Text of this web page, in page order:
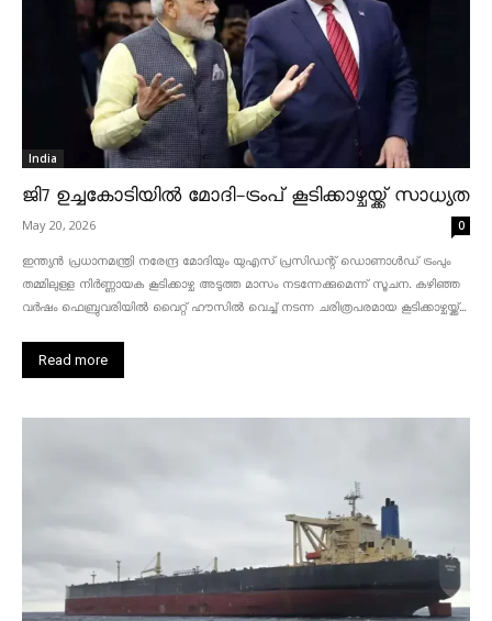
India
ജി7 ഉച്ചകോടിയിൽ മോദി-ട്രംപ് കൂടിക്കാഴ്ചയ്ക്ക് സാധ്യത
May 20, 2026 0
ഇന്ത്യൻ പ്രധാനമന്ത്രി നരേന്ദ്ര മോദിയും യുഎസ് പ്രസിഡന്റ് ഡൊണാൾഡ് ട്രംപും
തമ്മിലുള്ള നിർണ്ണായക കൂടിക്കാഴ്ച അടുത്ത മാസം നടന്നേക്കുമെന്ന് സൂചന. കഴിഞ്ഞ
വർഷം ഫെബ്രുവരിയിൽ വൈറ്റ് ഹൗസിൽ വെച്ച് നടന്ന ചരിത്രപരമായ കൂടിക്കാഴ്ചയ്ക്ക്...
Read more